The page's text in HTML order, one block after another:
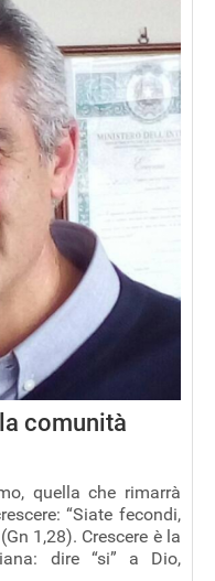
comunità
quella che rimarrà
“Siate fecondi,
1,28). Crescere è la
dire “si” a Dio,